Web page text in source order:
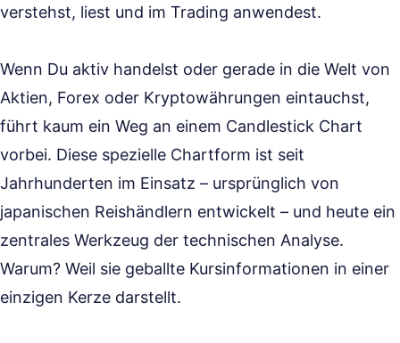
verstehst, liest und im Trading anwendest.
Wenn Du aktiv handelst oder gerade in die Welt von
Aktien, Forex oder Kryptowährungen eintauchst,
führt kaum ein Weg an einem Candlestick Chart
vorbei. Diese spezielle Chartform ist seit
Jahrhunderten im Einsatz – ursprünglich von
japanischen Reishändlern entwickelt – und heute ein
zentrales Werkzeug der technischen Analyse.
Warum? Weil sie geballte Kursinformationen in einer
einzigen Kerze darstellt.